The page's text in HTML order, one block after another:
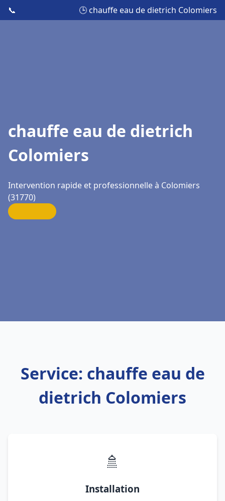
📞 🕒 chauffe eau de dietrich Colomiers
chauffe eau de dietrich
Colomiers
Intervention rapide et professionnelle à Colomiers
(31770)
Service: chauffe eau de
dietrich Colomiers
🚿
Installation